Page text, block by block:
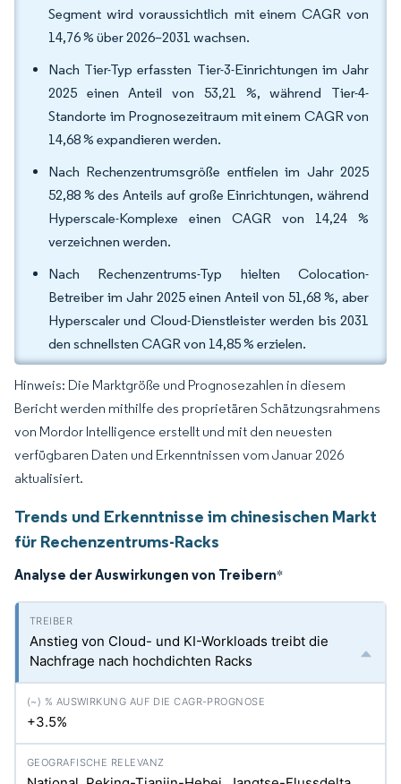
Segment wird voraussichtlich mit einem CAGR von
14,76 % über 2026–2031 wachsen.
Nach Tier-Typ erfassten Tier-3-Einrichtungen im Jahr
2025 einen Anteil von 53,21 %, während Tier-4-
Standorte im Prognosezeitraum mit einem CAGR von
14,68 % expandieren werden.
Nach Rechenzentrumsgröße entfielen im Jahr 2025
52,88 % des Anteils auf große Einrichtungen, während
Hyperscale-Komplexe einen CAGR von 14,24 %
verzeichnen werden.
Nach Rechenzentrums-Typ hielten Colocation-
Betreiber im Jahr 2025 einen Anteil von 51,68 %, aber
Hyperscaler und Cloud-Dienstleister werden bis 2031
den schnellsten CAGR von 14,85 % erzielen.
Hinweis: Die Marktgröße und Prognosezahlen in diesem
Bericht werden mithilfe des proprietären Schätzungsrahmens
von Mordor Intelligence erstellt und mit den neuesten
verfügbaren Daten und Erkenntnissen vom Januar 2026
aktualisiert.
Trends und Erkenntnisse im chinesischen Markt
für Rechenzentrums-Racks
Analyse der Auswirkungen von Treibern*
Anstieg von Cloud- und KI-Workloads treibt die
Nachfrage nach hochdichten Racks
+3.5%